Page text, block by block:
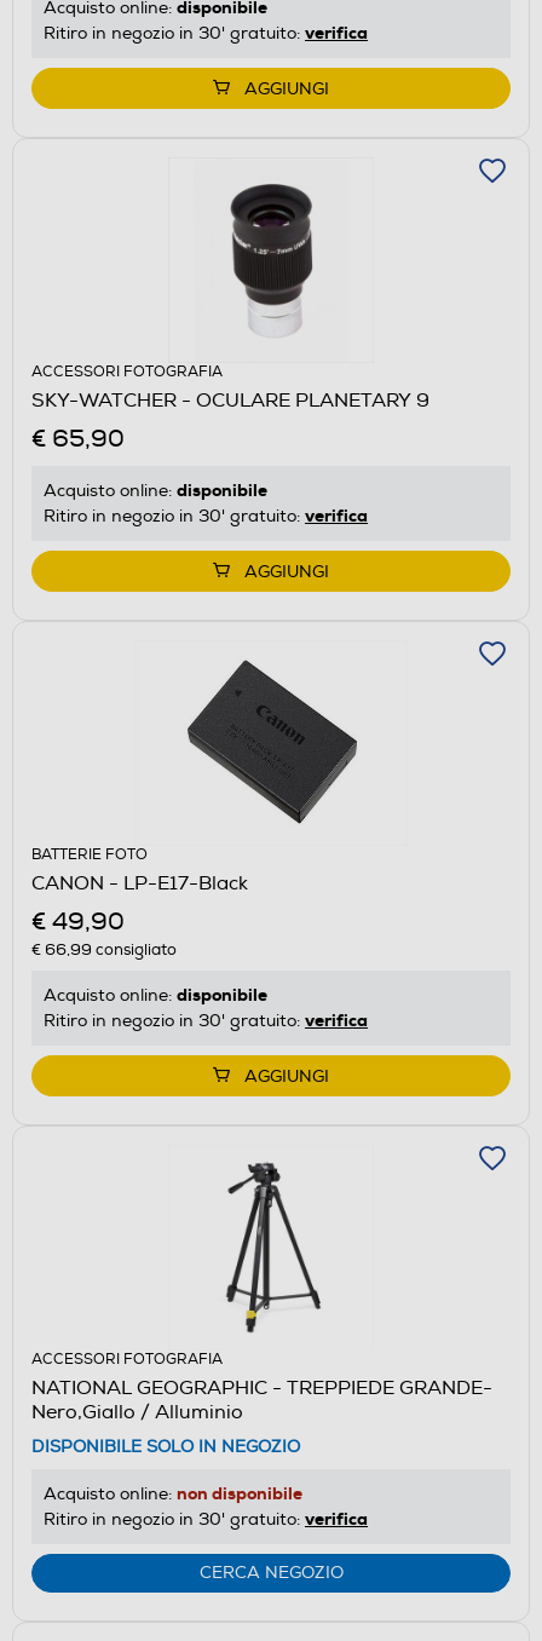
Acquisto online: disponibile
Ritiro in negozio in 30' gratuito: verifica
AGGIUNGI
ACCESSORI FOTOGRAFIA
SKY-WATCHER - OCULARE PLANETARY 9
€ 65,90
Acquisto online: disponibile
Ritiro in negozio in 30' gratuito: verifica
AGGIUNGI
BATTERIE FOTO
CANON - LP-E17-Black
€ 49,90
€ 66,99 consigliato
Acquisto online: disponibile
Ritiro in negozio in 30' gratuito: verifica
AGGIUNGI
ACCESSORI FOTOGRAFIA
NATIONAL GEOGRAPHIC - TREPPIEDE GRANDE-
Nero,Giallo / Alluminio
DISPONIBILE SOLO IN NEGOZIO
Acquisto online: non disponibile
Ritiro in negozio in 30' gratuito: verifica
CERCA NEGOZIO